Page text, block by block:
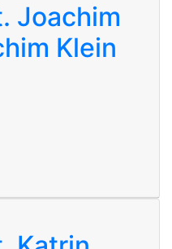
Joachim
Klein